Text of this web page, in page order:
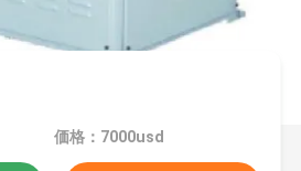
価格：7000usd